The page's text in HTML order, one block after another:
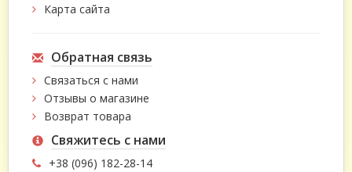
Карта сайта
Обратная связь
Связаться с нами
Отзывы о магазине
Возврат товара
Свяжитесь с нами
+38 (096) 182-28-14